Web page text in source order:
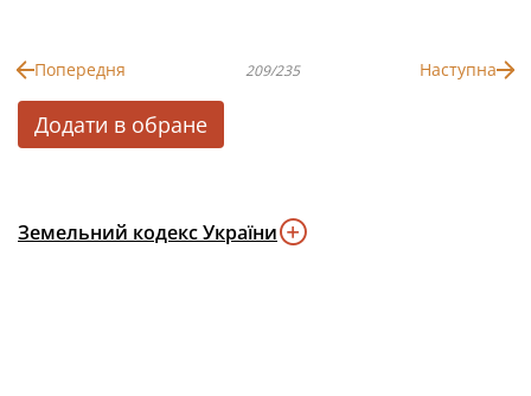
Попередня 209/235 Наступна
Додати в обране
Земельний кодекс України